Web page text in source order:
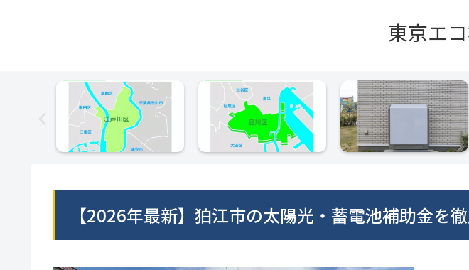
東京エ
【2026年最新】狛江市の太陽光・蓄電池補助金を